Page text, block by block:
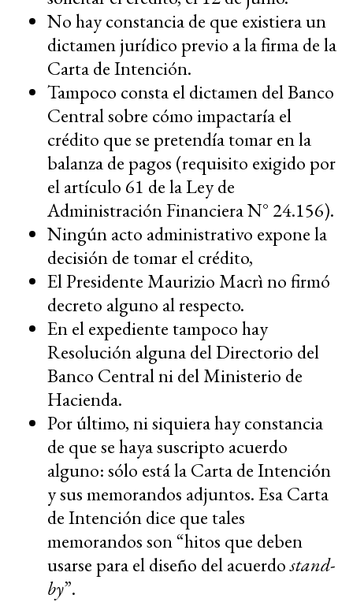
No hay constancia de que existiera un
dictamen jurídico previo a la firma de la
Carta de Intención.
Tampoco consta el dictamen del Banco
Central sobre cómo impactaría el
crédito que se pretendía tomar en la
balanza de pagos (requisito exigido por
el artículo 61 de la Ley de
Administración Financiera N° 24.156).
Ningún acto administrativo expone la
decisión de tomar el crédito,
El Presidente Maurizio Macrì no firmó
decreto alguno al respecto.
En el expediente tampoco hay
Resolución alguna del Directorio del
Banco Central ni del Ministerio de
Hacienda.
Por último, ni siquiera hay constancia
de que se haya suscripto acuerdo
alguno: sólo está la Carta de Intención
y sus memorandos adjuntos. Esa Carta
de Intención dice que tales
memorandos son “hitos que deben
usarse para el diseño del acuerdostand-
by”.